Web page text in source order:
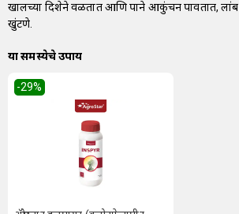
खालच्या दिशेने वळतात आणि पाने आकुंचन पावतात,
खुंटणे.
या समस्येचे उपाय
-29%